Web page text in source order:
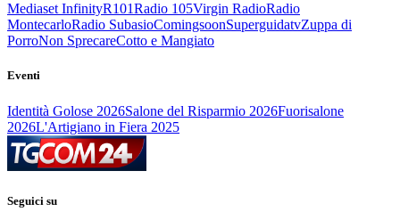
Mediaset InfinityR101Radio 105Virgin RadioRadio
MontecarloRadio SubasioComingsoonSuperguidatvZuppa di
PorroNon SprecareCotto e Mangiato
Eventi
Identità Golose 2026Salone del Risparmio 2026Fuorisalone
2026L'Artigiano in Fiera 2025
Seguici su